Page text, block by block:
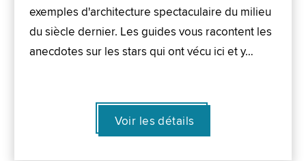
exemples d'architecture spectaculaire du milieu
du siècle dernier. Les guides vous racontent les
anecdotes sur les stars qui ont vécu ici et y…
Voir les détails